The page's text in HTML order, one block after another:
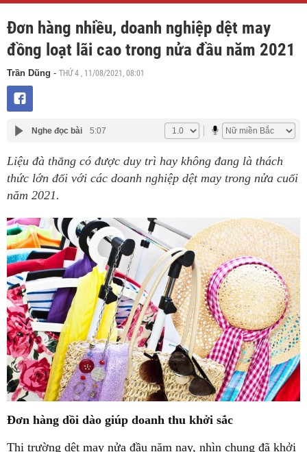
Đơn hàng nhiều, doanh nghiệp dệt may
đồng loạt lãi cao trong nửa đầu năm 2021
Trần Dũng - THỨ 4 , 11/08/2021, 08:01
Nghe đọc bài 5:07
Liệu đà thắng có được duy trì hay không đang là thách
thức lớn đối với các doanh nghiệp dệt may trong nửa cuối
năm 2021.
Đơn hàng dồi dào giúp doanh thu khởi sắc
Thị trường dệt may nửa đầu năm nay, nhìn chung đã khởi